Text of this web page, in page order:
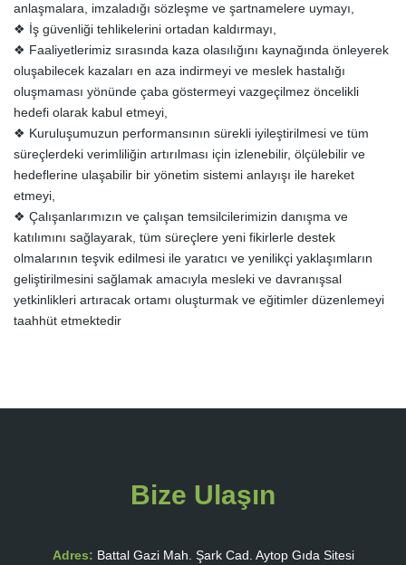
anlaşmalara, imzaladığı sözleşme ve şartnamelere uymayı,
❖ İş güvenliği tehlikelerini ortadan kaldırmayı,
❖ Faaliyetlerimiz sırasında kaza olasılığını kaynağında önleyerek
oluşabilecek kazaları en aza indirmeyi ve meslek hastalığı
oluşmaması yönünde çaba göstermeyi vazgeçilmez öncelikli
hedefi olarak kabul etmeyi,
❖ Kuruluşumuzun performansının sürekli iyileştirilmesi ve tüm
süreçlerdeki verimliliğin artırılması için izlenebilir, ölçülebilir ve
hedeflerine ulaşabilir bir yönetim sistemi anlayışı ile hareket
etmeyi,
❖ Çalışanlarımızın ve çalışan temsilcilerimizin danışma ve
katılımını sağlayarak, tüm süreçlere yeni fikirlerle destek
olmalarının teşvik edilmesi ile yaratıcı ve yenilikçi yaklaşımların
geliştirilmesini sağlamak amacıyla mesleki ve davranışsal
yetkinlikleri artıracak ortamı oluşturmak ve eğitimler düzenlemeyi
taahhüt etmektedir
Bize Ulaşın
Adres: Battal Gazi Mah. Şark Cad. Aytop Gıda Sitesi